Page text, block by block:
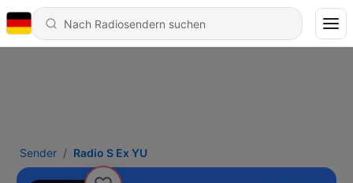
Sender Radio S Ex YU